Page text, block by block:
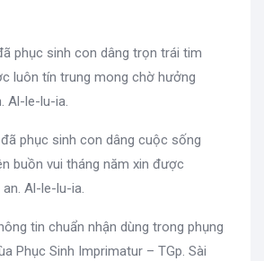
phục sinh con dâng trọn trái tim
luôn tín trung mong chờ hưởng
Al-le-lu-ia.
phục sinh con dâng cuộc sống
buồn vui tháng năm xin được
Al-le-lu-ia.
tin chuẩn nhận dùng trong phụng
Phục Sinh Imprimatur – TGp. Sài